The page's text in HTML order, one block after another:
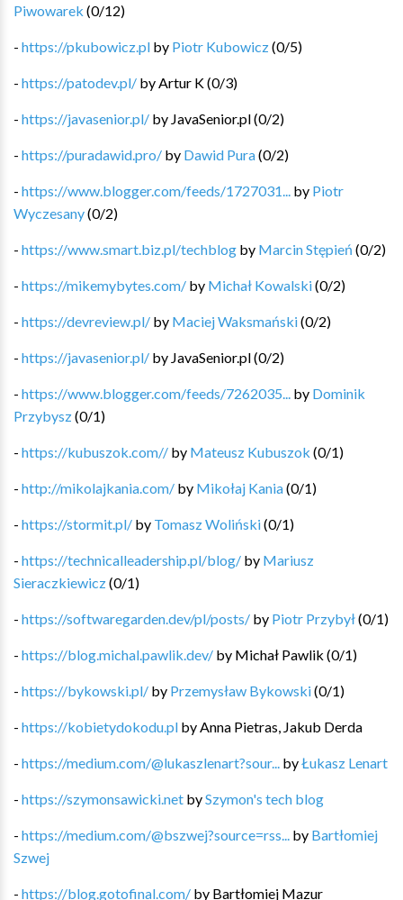
Piwowarek (0/12)
- https://pkubowicz.pl by Piotr Kubowicz(0/5)
- https://patodev.pl/ by Artur K(0/3)
- https://javasenior.pl/ by JavaSenior.pl(0/2)
- https://puradawid.pro/ by Dawid Pura(0/2)
- https://www.blogger.com/feeds/1727031... by Piotr
Wyczesany(0/2)
- https://www.smart.biz.pl/techblog by Marcin Stępień (0/2)
- https://mikemybytes.com/ by Michał Kowalski(0/2)
- https://devreview.pl/ by Maciej Waksmański(0/2)
- https://javasenior.pl/ by JavaSenior.pl(0/2)
- https://www.blogger.com/feeds/7262035... by Dominik
Przybysz(0/1)
- https://kubuszok.com// by Mateusz Kubuszok (0/1)
- http://mikolajkania.com/ by Mikołaj Kania(0/1)
- https://stormit.pl/ by Tomasz Woliński(0/1)
- https://technicalleadership.pl/blog/ by Mariusz
Sieraczkiewicz(0/1)
- https://softwaregarden.dev/pl/posts/ by Piotr Przybył(0/1)
- https://blog.michal.pawlik.dev/ by Michał Pawlik (0/1)
- https://bykowski.pl/ by Przemysław Bykowski(0/1)
- https://kobietydokodu.pl by Anna Pietras, Jakub Derda
- https://medium.com/@lukaszlenart?sour... byŁukasz Lenart
- https://szymonsawicki.net bySzymon's tech blog
- https://medium.com/@bszwej?source=rss... by Bartłomiej
Szwej
- https://blog.gotofinal.com/ by Bartłomiej Mazur